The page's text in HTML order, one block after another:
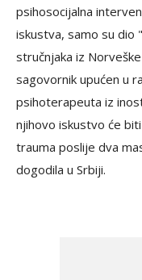
psihosocijalna
iskustva, samo su dio
stručnjaka iz
sagovornik upućen u
psihoterapeuta iz
njihovo iskustvo će
trauma poslije dva
dogodila u Srbiji.